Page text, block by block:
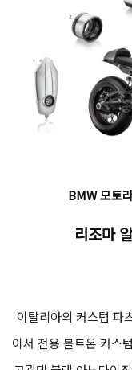
BMW 모토
리조마
이탈리아의 커스텀 파
이서 전용 볼트온 커스